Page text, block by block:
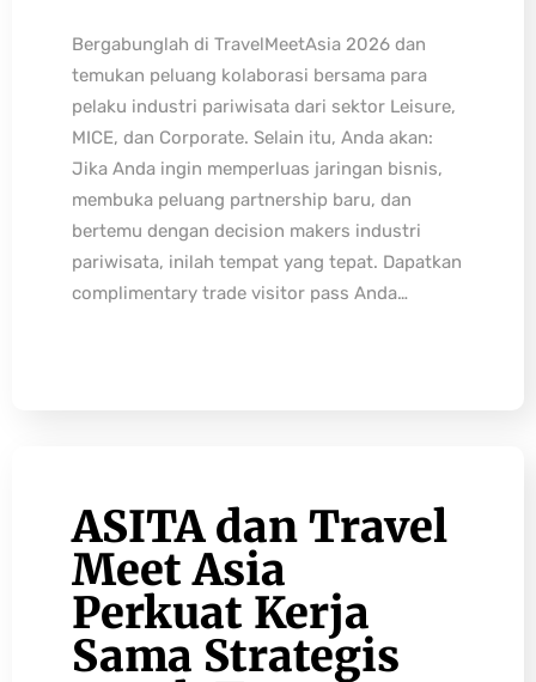
Bergabunglah di TravelMeetAsia 2026 dan
temukan peluang kolaborasi bersama para
pelaku industri pariwisata dari sektor Leisure,
MICE, dan Corporate. Selain itu, Anda akan:
Jika Anda ingin memperluas jaringan bisnis,
membuka peluang partnership baru, dan
bertemu dengan decision makers industri
pariwisata, inilah tempat yang tepat. Dapatkan
complimentary trade visitor pass Anda…
ASITA dan Travel
Meet Asia
Perkuat Kerja
Sama Strategis